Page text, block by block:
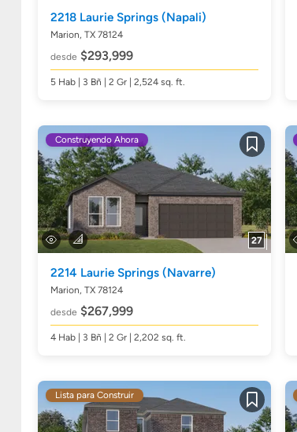
2218 Laurie Springs (Napali)
Marion, TX 78124
desde $293,999
5 Hab | 3 Bñ | 2 Gr | 2,524 sq. ft.
Guardar
27
Construyendo Ahora
2214 Laurie Springs (Navarre)
Marion, TX 78124
desde $267,999
4 Hab | 3 Bñ | 2 Gr | 2,202 sq. ft.
Guardar
Lista para Construir